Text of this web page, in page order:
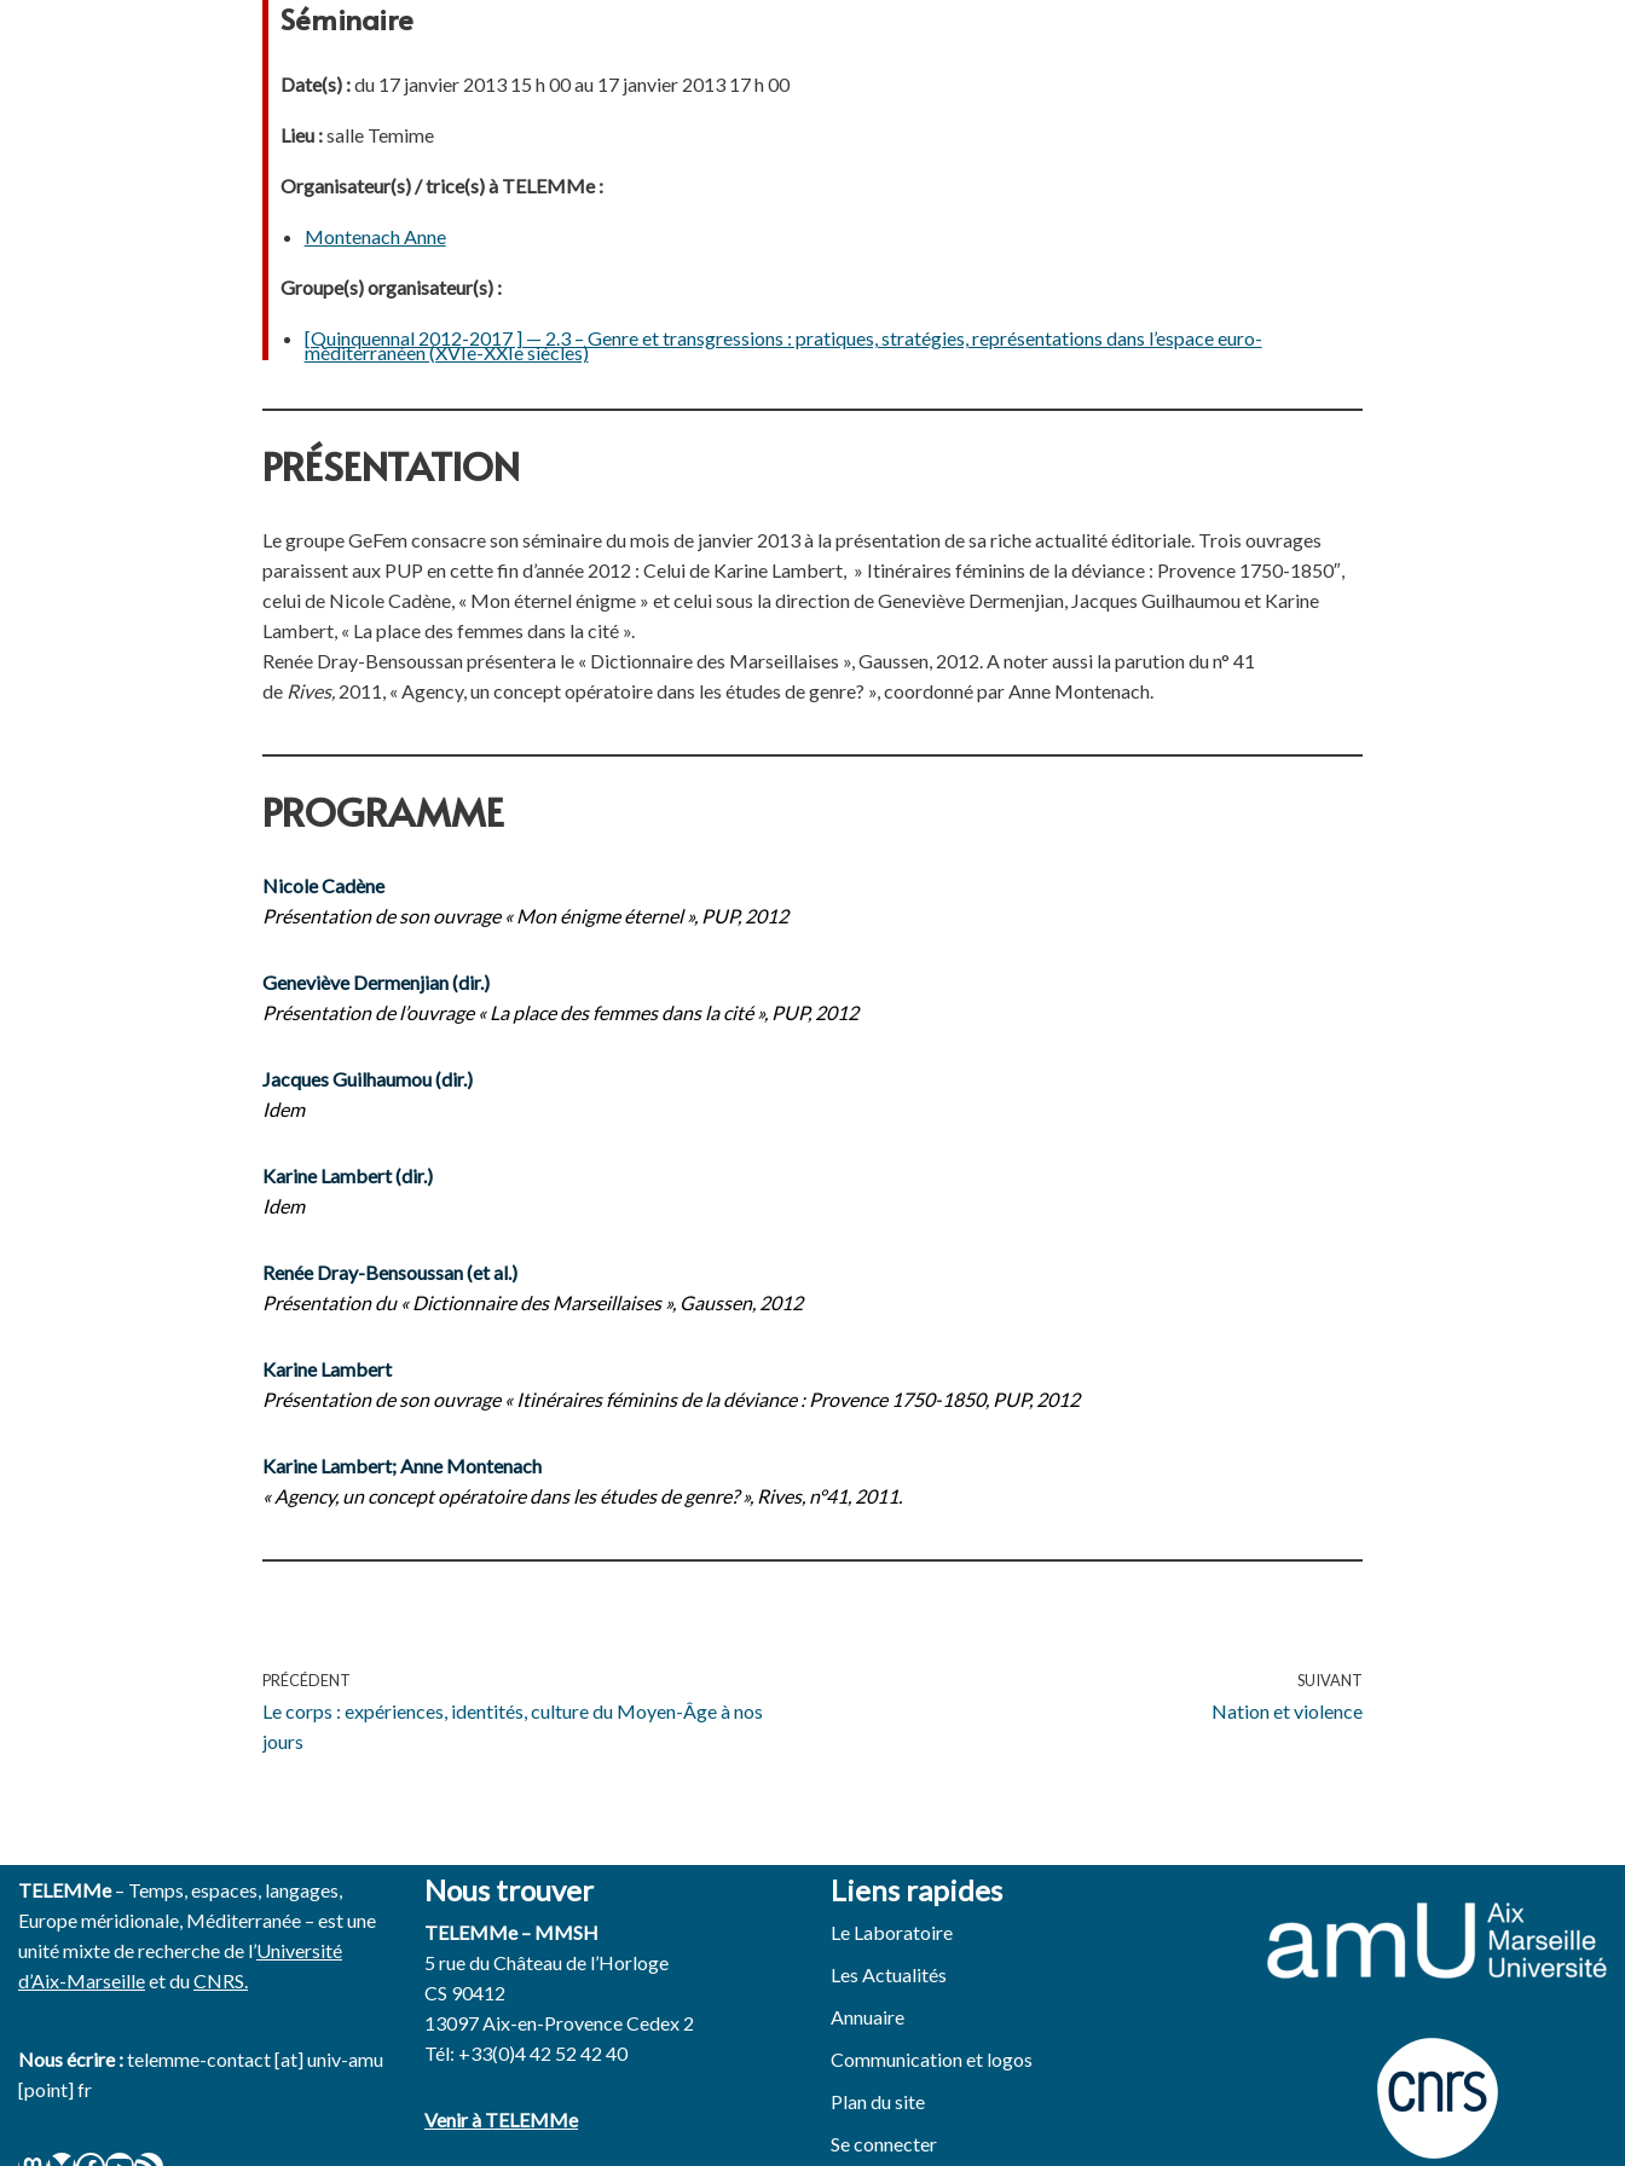
Séminaire
Date(s) :du 17 janvier 2013 15 h 00 au 17 janvier 2013 17 h 00
Lieu :salle Temime
Organisateur(s) / trice(s) à TELEMMe :
Montenach Anne
Groupe(s) organisateur(s) :
[Quinquennal 2012-2017 ] — 2.3 – Genre et transgressions : pratiques, stratégies, représentations dans l’espace euro-
méditerranéen (XVIe-XXIe siècles)
PRÉSENTATION
Le groupe GeFem consacre son séminaire du mois de janvier 2013 à la présentation de sa riche actualité éditoriale. Trois ouvrages
paraissent aux PUP en cette fin d’année 2012 : Celui de Karine Lambert, » Itinéraires féminins de la déviance : Provence 1750-1850″,
celui de Nicole Cadène, « Mon éternel énigme » et celui sous la direction de Geneviève Dermenjian, Jacques Guilhaumou et Karine
Lambert, « La place des femmes dans la cité ».
Renée Dray-Bensoussan présentera le « Dictionnaire des Marseillaises », Gaussen, 2012. A noter aussi la parution du n° 41
de Rives, 2011, « Agency, un concept opératoire dans les études de genre? », coordonné par Anne Montenach.
PROGRAMME
Nicole Cadène
Présentation de son ouvrage « Mon énigme éternel », PUP, 2012
Geneviève Dermenjian (dir.)
Présentation de l’ouvrage « La place des femmes dans la cité », PUP, 2012
Jacques Guilhaumou (dir.)
Idem
Karine Lambert (dir.)
Idem
Renée Dray-Bensoussan (et al.)
Présentation du « Dictionnaire des Marseillaises », Gaussen, 2012
Karine Lambert
Présentation de son ouvrage « Itinéraires féminins de la déviance : Provence 1750-1850, PUP, 2012
Karine Lambert; Anne Montenach
« Agency, un concept opératoire dans les études de genre? », Rives, n°41, 2011.
PRÉCÉDENT
Le corps : expériences, identités, culture du Moyen-Âge à nos
jours
SUIVANT
Nation et violence
TELEMMe– Temps, espaces, langages,
Europe méridionale, Méditerranée – est une
unité mixte de recherche de l’Université
d’Aix-Marseilleet duCNRS.
Nous écrire :telemme-contact [at] univ-amu
[point] fr
Nous trouver
TELEMMe – MMSH
5 rue du Château de l’Horloge
CS 90412
13097 Aix-en-Provence Cedex 2
Tél: +33(0)4 42 52 42 40
Venir à TELEMMe
Liens rapides
Le Laboratoire
Les Actualités
Annuaire
Communication et logos
Plan du site
Se connecter